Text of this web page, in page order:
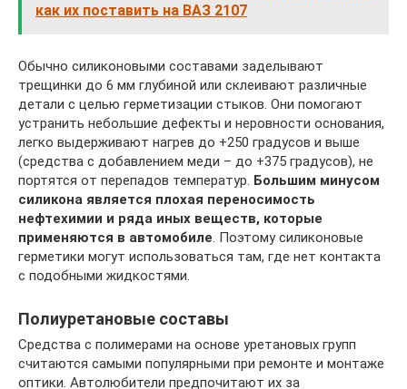
как их поставить на ВАЗ 2107
Обычно силиконовыми составами заделывают
трещинки до 6 мм глубиной или склеивают различные
детали с целью герметизации стыков. Они помогают
устранить небольшие дефекты и неровности основания,
легко выдерживают нагрев до +250 градусов и выше
(средства с добавлением меди – до +375 градусов), не
портятся от перепадов температур. Большим минусом
силикона является плохая переносимость
нефтехимии и ряда иных веществ, которые
применяются в автомобиле. Поэтому силиконовые
герметики могут использоваться там, где нет контакта
с подобными жидкостями.
Полиуретановые составы
Средства с полимерами на основе уретановых групп
считаются самыми популярными при ремонте и монтаже
оптики. Автолюбители предпочитают их за